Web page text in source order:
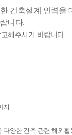
건축설계 인력을
니다.
해주시기 바랍니다.
지
양한 건축 관련 해외